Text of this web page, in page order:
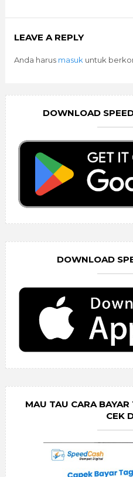
LEAVE A REPLY
Anda harus masuk untuk
DOWNLOAD
DOWNLOAD
MAU TAU CARA
CEK